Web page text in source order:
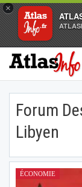
×
Forum
Libyen
ÉCONOMIE